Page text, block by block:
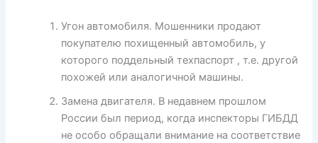
Угон автомобиля. Мошенники продают
покупателю похищенный автомобиль, у
которого поддельный техпаспорт , т.е. другой
похожей или аналогичной машины.
Замена двигателя. В недавнем прошлом
России был период, когда инспекторы ГИБДД
не особо обращали внимание на соответствие